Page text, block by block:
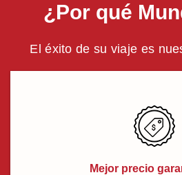
¿Por qué
El éxito de su viaje es
Mejor precio